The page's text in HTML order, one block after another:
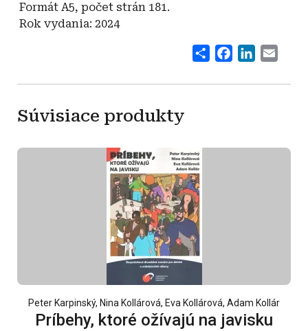
Formát A5, počet strán 181.
Rok vydania: 2024
ShareFacebook
Súvisiace produkty
Peter Karpinský, Nina Kollárová, Eva Kollárová, Adam Kollár
Príbehy, ktoré ožívajú na javisku